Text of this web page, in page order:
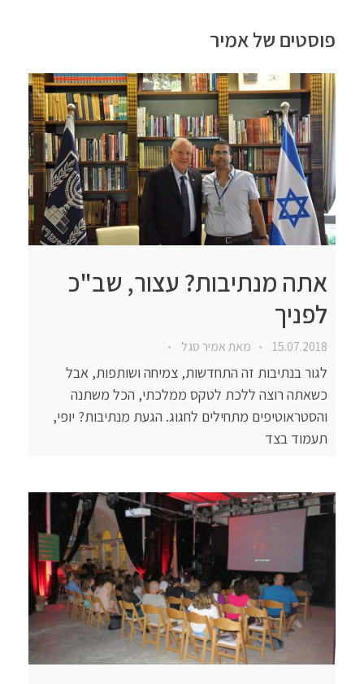
פוסטים של אמיר
אתה מנתיבות? עצור, שב"כ
לפניך
15.07.2018 מאתאמיר סגל
לגור בנתיבות זה התחדשות, צמיחה ושותפות, אבל
כשאתה רוצה ללכת לטקס ממלכתי, הכל משתנה
והסטראוטיפים מתחילים לחגוג. הגעת מנתיבות? יופי,
תעמוד בצד